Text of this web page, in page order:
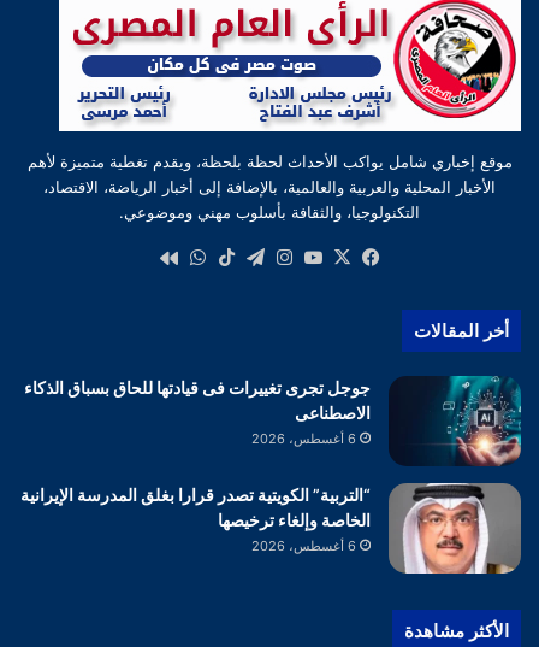
موقع إخباري شامل يواكب الأحداث لحظة بلحظة، ويقدم تغطية متميزة لأهم
الأخبار المحلية والعربية والعالمية، بالإضافة إلى أخبار الرياضة، الاقتصاد،
التكنولوجيا، والثقافة بأسلوب مهني وموضوعي.
فيسبوك
‫X
‫YouTube
انستقرام
تيلقرام‫TikTokواتساب
أخر المقالات
جوجل تجرى تغييرات فى قيادتها للحاق بسباق الذكاء
الاصطناعى
6 أغسطس، 2026
“التربية” الكويتية تصدر قرارا بغلق المدرسة الإيرانية
الخاصة وإلغاء ترخيصها
6 أغسطس، 2026
الأكثر مشاهدة